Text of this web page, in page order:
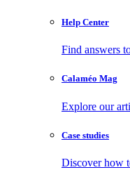
Help Center
Find answers
Calaméo Mag
Explore our
Case studies
Discover how